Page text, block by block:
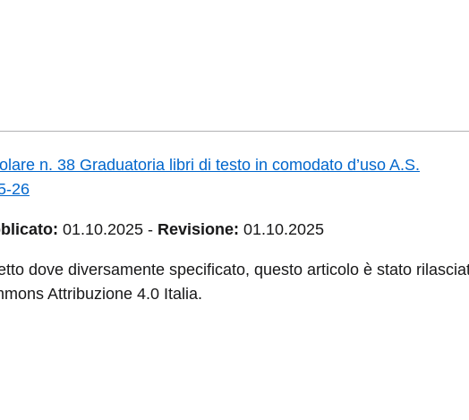
n. 38 Graduatoria libri di testo in comodato d’uso A.S.
26
01.10.2025 - Revisione: 01.10.2025
dove diversamente specificato, questo articolo è stato
Attribuzione 4.0 Italia.